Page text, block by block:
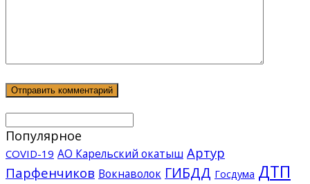
Популярное
COVID-19 АО Карельский окатыш Артур
Парфенчиков Вокнаволок ГИБДД Госдума ДТП